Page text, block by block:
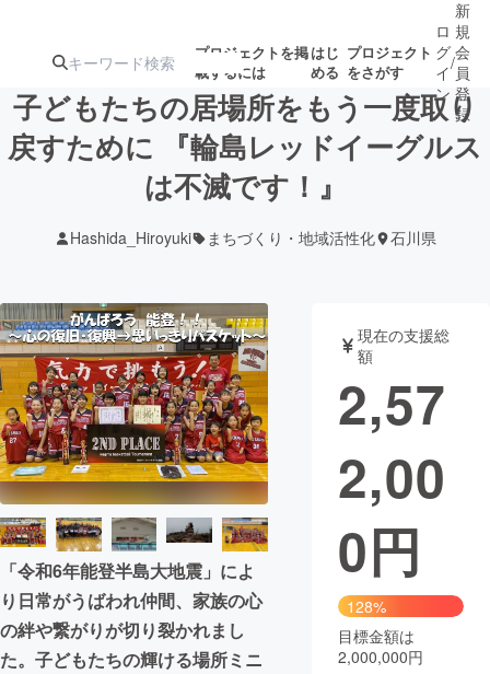
プロジェクトを掲
載するには
はじ
める
プロジェクト
をさがす
注目のリ 注目の新着プロ募集終了が近いプ
ロジェクト
テクノロジー・ガジェット
映像・映画 書籍・雑誌
ビジネス・起業 チャレンジ
まちづくり・地域活性化
CAMPFIRE for Social Good
CAMPFIRE Creation
CAMPFIREふるさと納税
コミュニティ
ロ
グ
イ
ン
/
新
規
会
員
登
録
子どもたちの居場所をもう一度取り
戻すために 『輪島レッドイーグルス
は不滅です！』
Hashida_Hiroyuki まちづくり・地域活性化 石川県
「令和6年能登半島大地震」によ
り日常がうばわれ仲間、家族の心
の絆や繋がりが切り裂かれまし
た。子どもたちの輝ける場所ミニ
現在の支援総
額
2,57
2,00
0円
128%
目標金額は
2,000,000円